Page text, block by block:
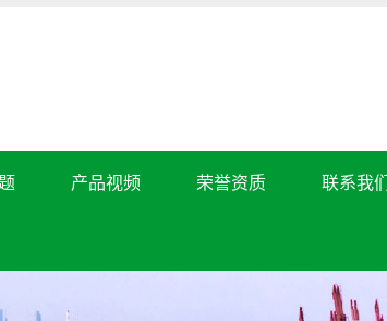
产品视频 荣誉资质 联系我们